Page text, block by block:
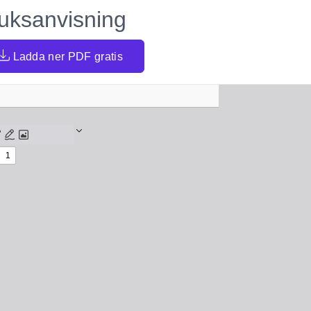
Ladda ner PDF gratis